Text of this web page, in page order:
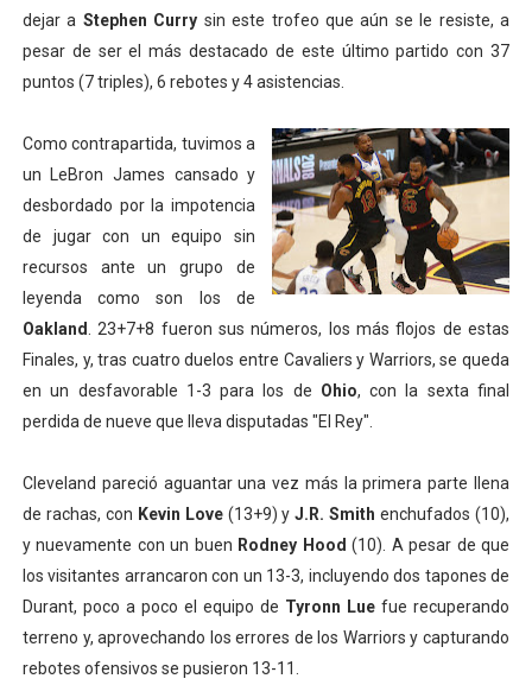
dejar a Stephen Curry sin este trofeo que aún se le resiste, a
pesar de ser el más destacado de este último partido con 37
puntos (7 triples), 6 rebotes y 4 asistencias.
Como contrapartida, tuvimos a
un LeBron James cansado y
desbordado por la impotencia
de jugar con un equipo sin
recursos ante un grupo de
leyenda como son los de
Oakland
. 23+7+8 fueron sus números, los más flojos de estas
Finales, y, tras cuatro duelos entre Cavaliers y Warriors, se queda
en un desfavorable 1-3 para los de Ohio, con la sexta final
perdida de nueve que lleva disputadas "El Rey".
Cleveland pareció aguantar una vez más la primera parte llena
de rachas, con Kevin Love(13+9) yJ.R. Smith enchufados (10),
y nuevamente con un buen Rodney Hood (10). A pesar de que
los visitantes arrancaron con un 13-3, incluyendo dos tapones de
Durant, poco a poco el equipo de Tyronn Lue fue recuperando
terreno y, aprovechando los errores de los Warriors y capturando
rebotes ofensivos se pusieron 13-11.